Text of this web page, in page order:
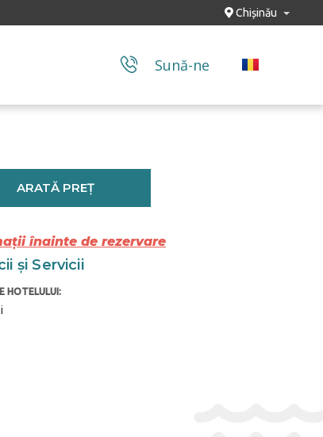
Chișinău
Sună-ne
ARATĂ PREȚ
înainte de rezervare
și Servicii
HOTELULUI: